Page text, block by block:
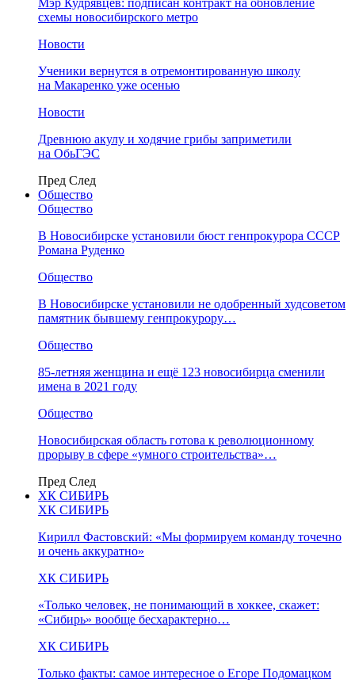
Мэр Кудрявцев: подписан контракт на обновление
схемы новосибирского метро
Новости
Ученики вернутся в отремонтированную школу
на Макаренко уже осенью
Новости
Древнюю акулу и ходячие грибы заприметили
на ОбьГЭС
Пред След
Общество
Общество
В Новосибирске установили бюст генпрокурора СССР
Романа Руденко
Общество
В Новосибирске установили не одобренный худсоветом
памятник бывшему генпрокурору…
Общество
85-летняя женщина и ещё 123 новосибирца сменили
имена в 2021 году
Общество
Новосибирская область готова к революционному
прорыву в сфере «умного строительства»…
Пред След
ХК СИБИРЬ
ХК СИБИРЬ
Кирилл Фастовский: «Мы формируем команду точечно
и очень аккуратно»
ХК СИБИРЬ
«Только человек, не понимающий в хоккее, скажет:
«Сибирь» вообще бесхарактерно…
ХК СИБИРЬ
Только факты: самое интересное о Егоре Подомацком